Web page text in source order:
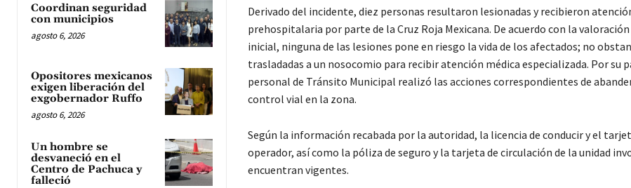
Coordinan seguridad
con municipios
agosto 6, 2026
Opositores mexicanos
exigen liberación del
exgobernador Ruffo
agosto 6, 2026
Un hombre se
desvaneció en el
Centro de Pachuca y
falleció
Derivado del incidente, diez personas resultaron lesionadas y recibieron
prehospitalaria por parte de la Cruz Roja Mexicana. De acuerdo con la
inicial, ninguna de las lesiones pone en riesgo la vida de los afectados; no
trasladadas a un nosocomio para recibir atención médica especializada. Por su
personal de Tránsito Municipal realizó las acciones correspondientes de
control vial en la zona.
Según la información recabada por la autoridad, la licencia de conducir y el
operador, así como la póliza de seguro y la tarjeta de circulación de la unidad
encuentran vigentes.